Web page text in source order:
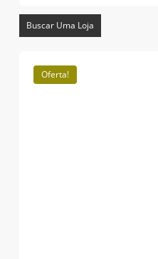
R$33.000,00.
Buscar Uma Loja
Oferta!